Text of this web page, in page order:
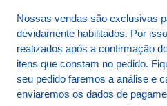
Nossas vendas são exclusivas
devidamente habilitados. Por
realizados após a confirmação
itens que constam no pedido.
seu pedido faremos a análise e
enviaremos os dados de